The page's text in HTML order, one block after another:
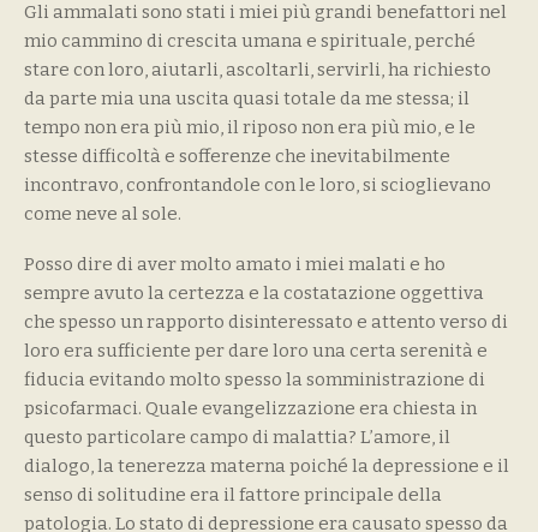
Gli ammalati sono stati i miei più grandi benefattori nel
mio cammino di crescita umana e spirituale, perché
stare con loro, aiutarli, ascoltarli, servirli, ha richiesto
da parte mia una uscita quasi totale da me stessa; il
tempo non era più mio, il riposo non era più mio, e le
stesse difficoltà e sofferenze che inevitabilmente
incontravo, confrontandole con le loro, si scioglievano
come neve al sole.
Posso dire di aver molto amato i miei malati e ho
sempre avuto la certezza e la costatazione oggettiva
che spesso un rapporto disinteressato e attento verso di
loro era sufficiente per dare loro una certa serenità e
fiducia evitando molto spesso la somministrazione di
psicofarmaci. Quale evangelizzazione era chiesta in
questo particolare campo di malattia? L’amore, il
dialogo, la tenerezza materna poiché la depressione e il
senso di solitudine era il fattore principale della
patologia. Lo stato di depressione era causato spesso da